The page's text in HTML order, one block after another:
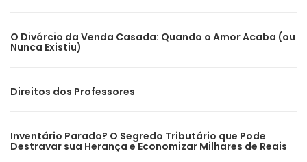
O Divórcio da Venda Casada: Quando o Amor Acaba (ou
Nunca Existiu)
Direitos dos Professores
Inventário Parado? O Segredo Tributário que Pode
Destravar sua Herança e Economizar Milhares de Reais